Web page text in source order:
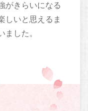
がきらいになる
しいと思えるま
ました。